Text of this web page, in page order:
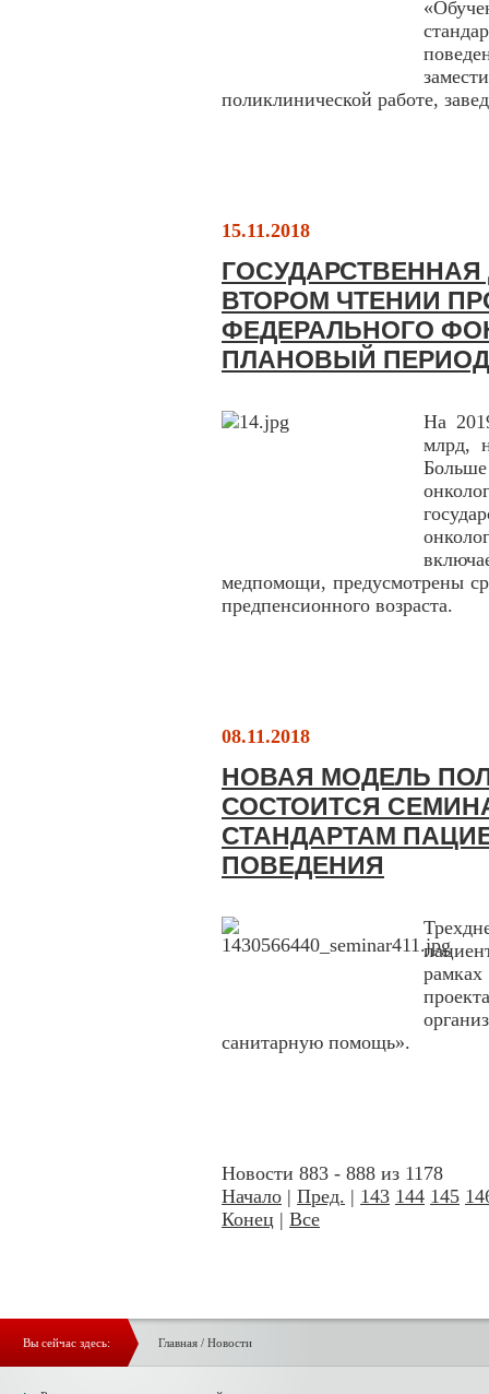
поликлинической работе,
15.11.2018
ВТОРОМ ЧТЕНИИ
ФЕДЕРАЛЬНОГО
ПЛАНОВЫЙ ПЕРИОД
На
млрд,
медпомощи, предусмотрены
предпенсионного возраста.
08.11.2018
НОВАЯ МОДЕЛЬ
СОСТОИТСЯ
СТАНДАРТАМ
ПОВЕДЕНИЯ
санитарную помощь».
Новости 883 - 888 из 1178
Начало | Пред. | 143 144 145
Конец | Все
Вы сейчас здесь: Главная/ Новости